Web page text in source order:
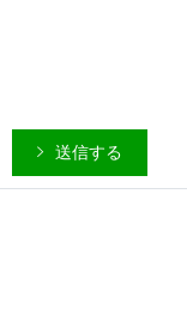
送信する